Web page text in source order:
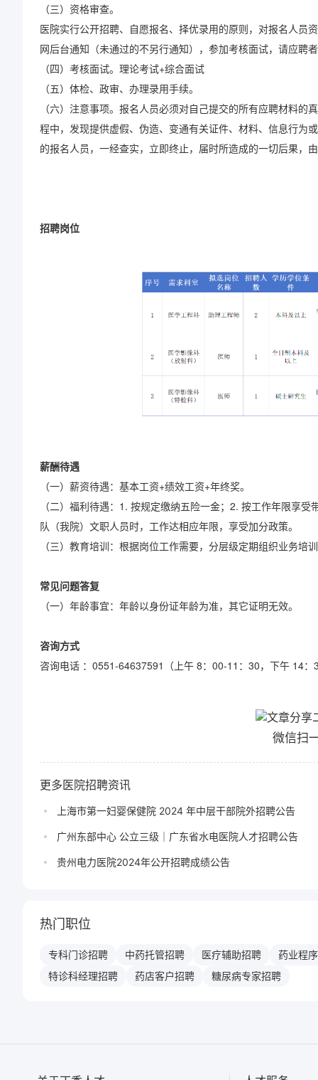
（三）资格审查。
医院实行公开招聘、自愿报名、择优录用的原则，对报名人员
网后台通知（未通过的不另行通知），参加考核面试，请应聘
（四）考核面试。理论考试+综合面试
（五）体检、政审、办理录用手续。
（六）注意事项。报名人员必须对自己提交的所有应聘材料
程中，发现提供虚假、伪造、变通有关证件、材料、信息行为
的报名人员，一经查实，立即终止，届时所造成的一切后果，
招聘岗位
薪酬待遇
（一）薪资待遇：基本工资+绩效工资+年终奖。
（二）福利待遇：1. 按规定缴纳五险一金；2. 按工作年限享
队（我院）文职人员时，工作达相应年限，享受加分政策。
（三）教育培训：根据岗位工作需要，分层级定期组织业务培
常见问题答复
（一）年龄事宜：年龄以身份证年龄为准，其它证明无效。
咨询方式
咨询电话 ：0551-64637591（上午 8：00-11：30，下午 14：
微信扫
更多医院招聘资讯
上海市第一妇婴保健院 2024 年中层干部院外招聘公告
广州东部中心 公立三级｜广东省水电医院人才招聘公告
贵州电力医院2024年公开招聘成绩公告
热门职位
专科门诊招聘 中药托管招聘 医疗辅助招聘
药业程序
特诊科经理招聘 药店客户招聘 糖尿病专家招聘